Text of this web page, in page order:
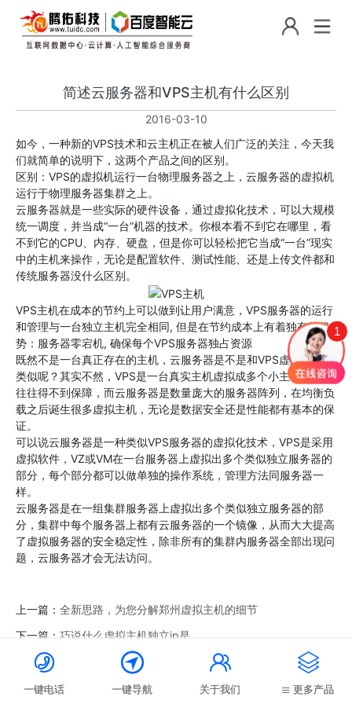
简述云服务器和VPS主机有什么区别
2016-03-10
如今，一种新的VPS技术和云主机正在被人们广泛的关注，今天我
们就简单的说明下，这两个产品之间的区别。
区别：VPS的虚拟机运行一台物理服务器之上，云服务器的虚拟机
运行于物理服务器集群之上。
云服务器就是一些实际的硬件设备，通过虚拟化技术，可以大规模
统一调度，并当成“一台”机器的技术。你根本看不到它在哪里，看
不到它的CPU、内存、硬盘，但是你可以轻松把它当成“一台”现实
中的主机来操作，无论是配置软件、测试性能、还是上传文件都和
传统服务器没什么区别。
VPS主机在成本的节约上可以做到让用户满意，VPS服务器的运行
和管理与一台独立主机完全相同, 但是在节约成本上有着独有的优
势：服务器零宕机, 确保每个VPS服务器独占资源
既然不是一台真正存在的主机，云服务器是不是和VPS虚拟主机很
类似呢？其实不然，VPS是一台真实主机虚拟成多个小主机，性能
往往得不到保障，而云服务器是数量庞大的服务器阵列，在均衡负
载之后诞生很多虚拟主机，无论是数据安全还是性能都有基本的保
证。
可以说云服务器是一种类似VPS服务器的虚拟化技术，VPS是采用
虚拟软件，VZ或VM在一台服务器上虚拟出多个类似独立服务器的
部分，每个部分都可以做单独的操作系统，管理方法同服务器一
样。
云服务器是在一组集群服务器上虚拟出多个类似独立服务器的部
分，集群中每个服务器上都有云服务器的一个镜像，从而大大提高
了虚拟服务器的安全稳定性，除非所有的集群内服务器全部出现问
题，云服务器才会无法访问。
上一篇： 全新思路，为您分解郑州虚拟主机的细节
下一篇： 巧说什么虚拟主机独立ip是

一键电话

一键导航

关于我们

更多产品
1